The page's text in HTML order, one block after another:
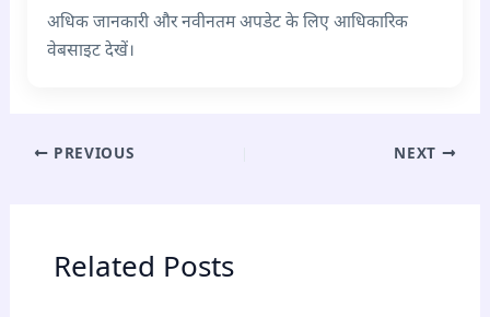
अधिक जानकारी और नवीनतम अपडेट के लिए आधिकारिक
वेबसाइट देखें।
PREVIOUS NEXT
Related Posts